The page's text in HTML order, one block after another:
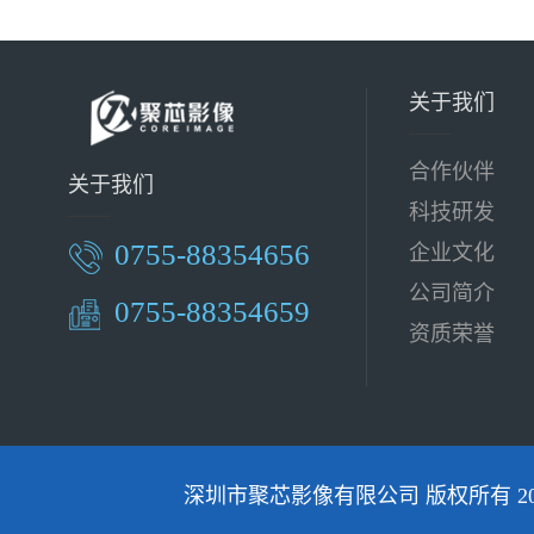
关于我们
0755-88354656
0755-88354659
关于我们
合作伙伴
科技研发
企业文化
公司简介
资质荣誉
深圳市聚芯影像有限公司 版权所有